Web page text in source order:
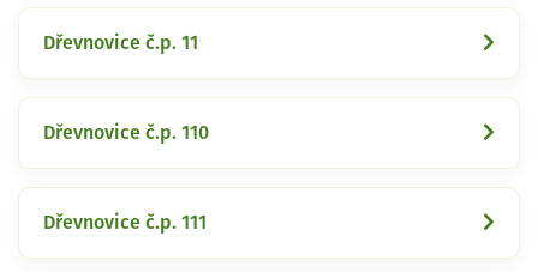
Dřevnovice č.p. 11
Dřevnovice č.p. 110
Dřevnovice č.p. 111